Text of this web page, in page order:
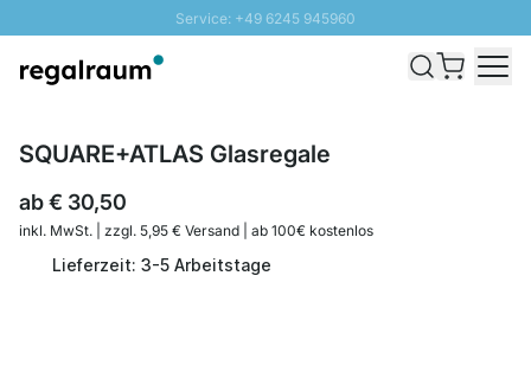
Service: +49 6245 945960
Schnelle Lieferung - Gratis Versand ab 100€
SQUARE+ATLAS Glasregale
ab€ 30,50
inkl. MwSt. | zzgl. 5,95 € Versand | ab 100€ kostenlos
Lieferzeit: 3-5 Arbeitstage